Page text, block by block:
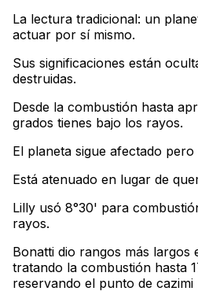
La lectura tradicional: un
actuar por sí mismo.
Sus significaciones están
destruidas.
Desde la combustión hasta
grados tienes bajo los rayos.
El planeta sigue afectado
Está atenuado en lugar de
Lilly usó 8°30' para
rayos.
Bonatti dio rangos más largos
tratando la combustión hasta
reservando el punto de